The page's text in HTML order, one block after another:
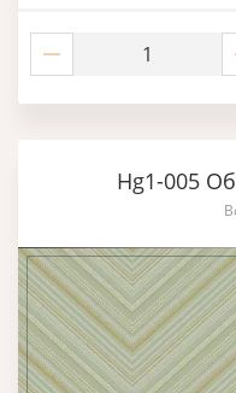
Hg1-005